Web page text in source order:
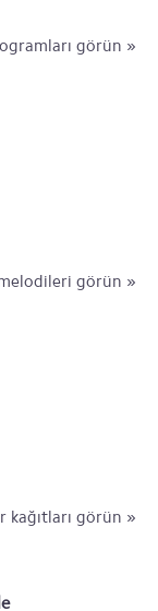
görün »
görün »
kağıtları görün »